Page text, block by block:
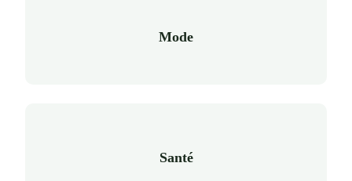
Mode
Santé